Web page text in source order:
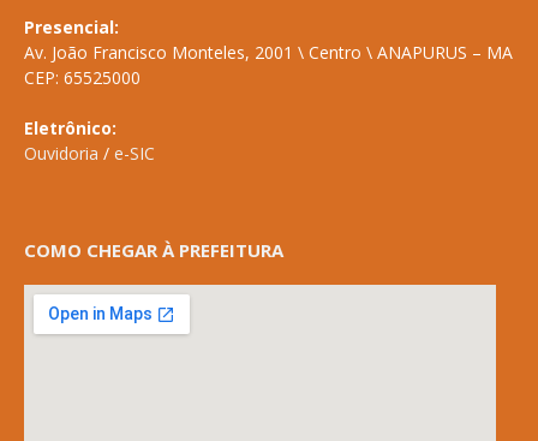
Presencial:
Av. João Francisco Monteles, 2001 \ Centro \ ANAPURUS – MA
CEP: 65525000
Eletrônico:
Ouvidoria / e-SIC
COMO CHEGAR À PREFEITURA